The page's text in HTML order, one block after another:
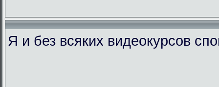
Я и без всяких видеокурсов